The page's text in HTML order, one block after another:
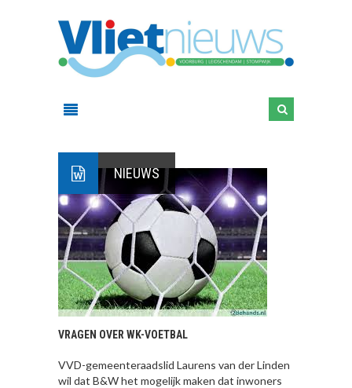
NIEUWS
VRAGEN OVER WK-VOETBAL
VVD-gemeenteraadslid Laurens van der Linden
wil dat B&W het mogelijk maken dat inwoners